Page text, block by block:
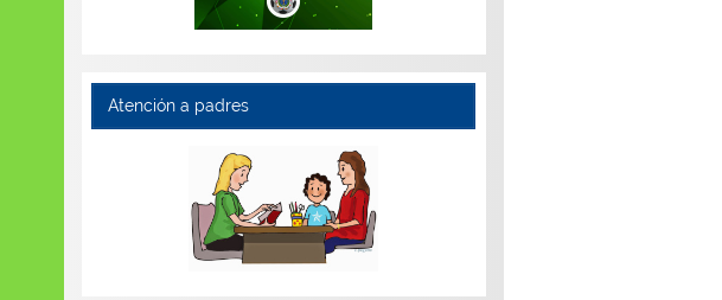
Atención a padres